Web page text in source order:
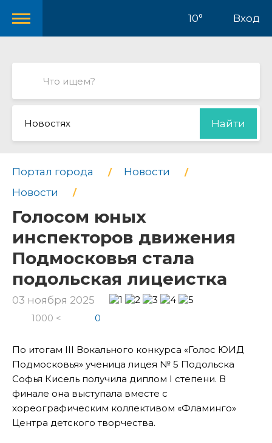
10° Вход
Новостях Найти
Портал города
Новости
Новости
Голосом юных
инспекторов движения
Подмосковья стала
подольская лицеистка
03 ноября 2025
1000 < 0
По итогам III Вокального конкурса «Голос ЮИД
Подмосковья» ученица лицея № 5 Подольска
Софья Кисель получила диплом I степени. В
финале она выступала вместе с
хореографическим коллективом «Фламинго»
Центра детского творчества.